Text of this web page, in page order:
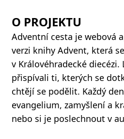
O PROJEKTU
Adventní cesta je webová
verzi knihy Advent, která
v Královéhradecké
přispívali ti, kterých se
chtějí se podělit. Každý
evangelium, zamyšlení a
nebo si je poslechnout v